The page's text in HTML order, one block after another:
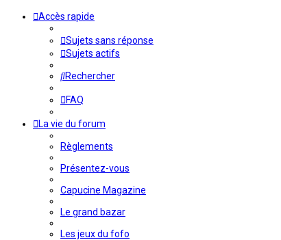
Accès rapide
Sujets sans réponse
Sujets actifs
Rechercher
FAQ
La vie du forum
Règlements
Présentez-vous
Capucine Magazine
Le grand bazar
Les jeux du fofo